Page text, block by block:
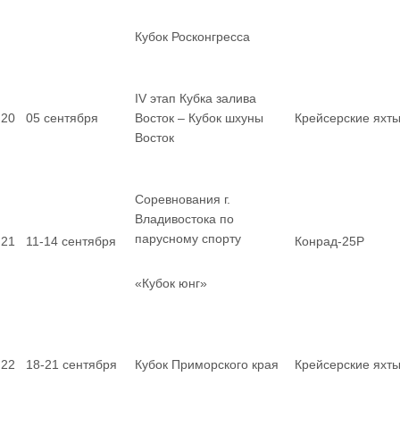
Кубок Росконгресса
20 05 сентября
IV этап Кубка залива
Восток – Кубок шхуны
Восток
Крейсерские яхты
21 11-14 сентября
Соревнования г.
Владивостока по
парусному спорту
«Кубок юнг»
Конрад-25Р
22 18-21 сентября Кубок Приморского края Крейсерские яхты